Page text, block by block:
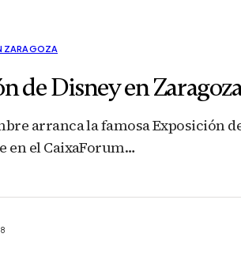
ZARAGOZA
de Disney en
arranca la famosa Exposición
en el CaixaForum…